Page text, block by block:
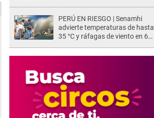
PERÚ EN RIESGO | Senamhi
advierte temperaturas de hasta
35 °C y ráfagas de viento en 6